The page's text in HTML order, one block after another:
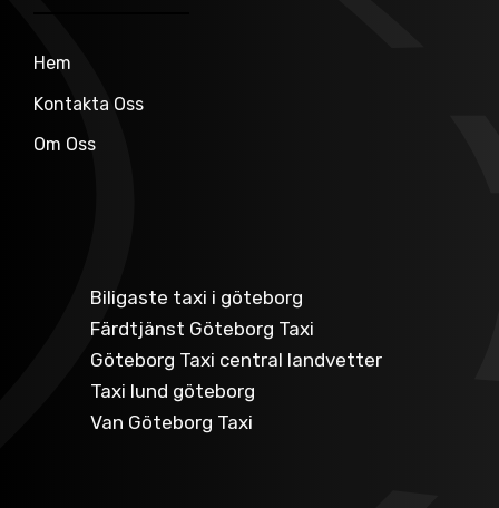
Hem
Kontakta Oss
Om Oss
Biligaste taxi i göteborg
Färdtjänst Göteborg Taxi
Göteborg Taxi central landvetter
Taxi lund göteborg
Van Göteborg Taxi